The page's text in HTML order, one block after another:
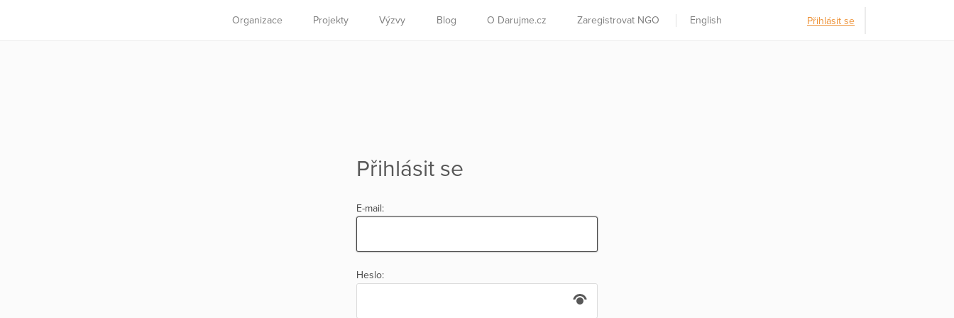
Organizace Projekty Výzvy Blog O Darujme.cz Zaregistrovat NGO English Přihlásit se
Přihlásit se
E-mail:
Heslo: